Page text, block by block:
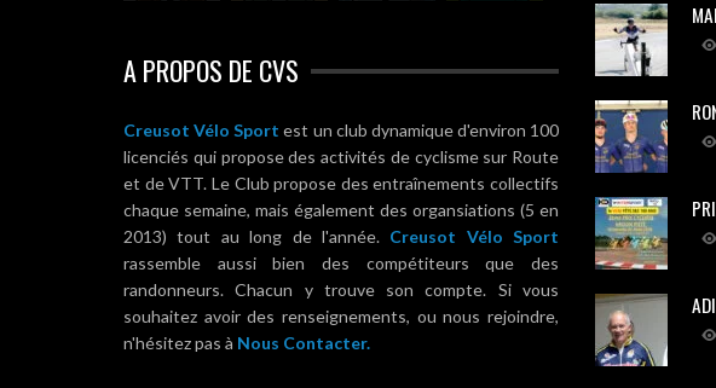
A PROPOS DE CVS
Creusot Vélo Sport est un club dynamique d'environ 100
licenciés qui propose des activités de cyclisme sur Route
et de VTT. Le Club propose des entraînements collectifs
chaque semaine, mais également des organsiations (5 en
2013) tout au long de l'année. Creusot Vélo Sport
rassemble aussi bien des compétiteurs que des
randonneurs. Chacun y trouve son compte. Si vous
souhaitez avoir des renseignements, ou nous rejoindre,
n'hésitez pas à Nous Contacter.